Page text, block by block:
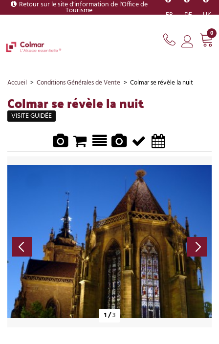
Retour sur le site d'information de l'Office de
Tourisme FR DE UK
0
Accueil > Conditions Générales de Vente > Colmar se révèle la nuit
Colmar se révèle la nuit
VISITE GUIDÉE
1/3